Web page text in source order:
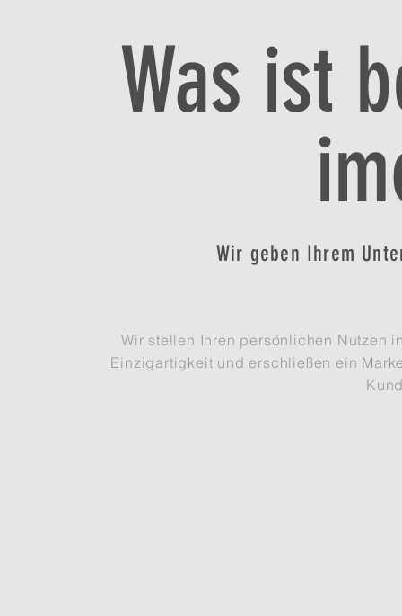
Was ist
Wir geben Ihrem
Wir stellen Ihren persönlichen Nutzen
Einzigartigkeit und erschließen ein